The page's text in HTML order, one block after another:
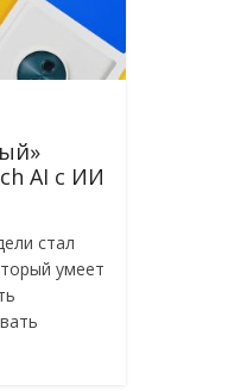
AI с ИИ
стал
умеет